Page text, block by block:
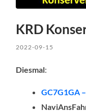
KRD
2022-09-15
Diesmal:
GC7G1GA